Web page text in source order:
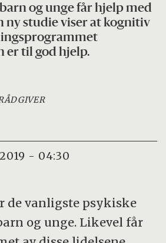
og unge får hjelp med
ny studie viser at kognitiv
er til god hjelp.
- 04:30
de vanligste psykiske
og unge. Likevel får